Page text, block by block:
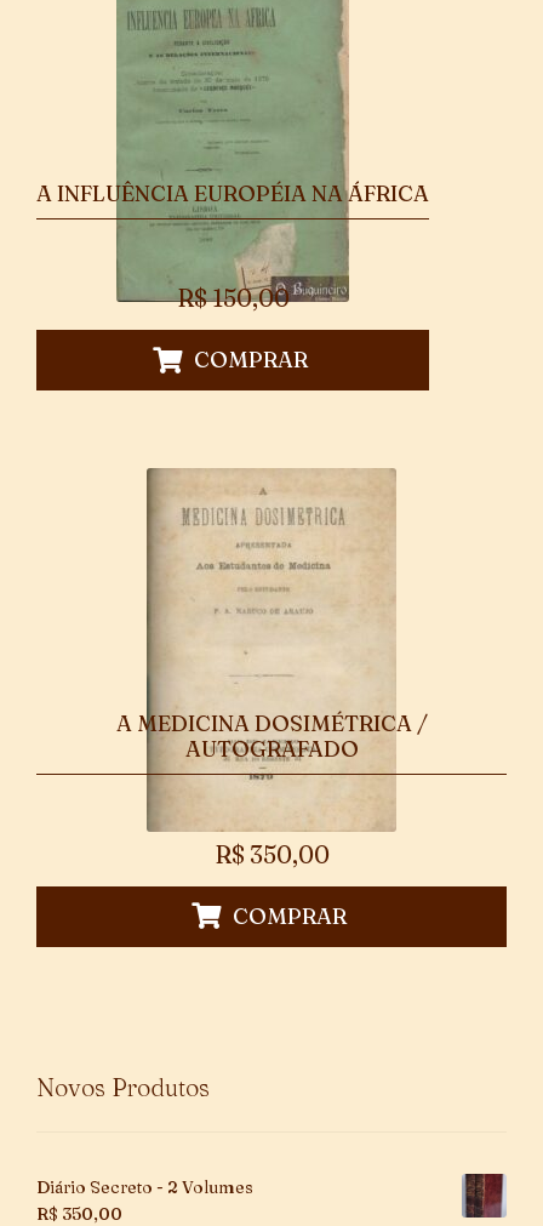
A INFLUÊNCIA EUROPÉIA NA ÁFRICA
R$150,00
COMPRAR
A MEDICINA DOSIMÉTRICA /
AUTOGRAFADO
R$ 350,00
COMPRAR
Novos Produtos
Diário Secreto - 2 Volumes
R$ 350,00